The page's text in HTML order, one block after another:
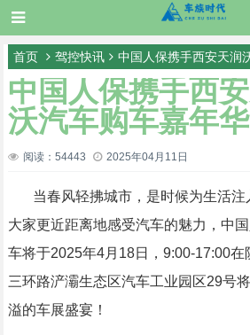
首页 驾控快讯 中国人保携手西安天润
中国人保携手西
沃汽车购车嘉年华
阅读：54443 2025年04月11日
当春风轻拂城市，是时候为生活注
大家更近距离地感受汽车的魅力，中
车将于2025年4月18日，9:00-17:00
三环路浐灞生态区汽车工业园区29号
溢的车展盛宴！